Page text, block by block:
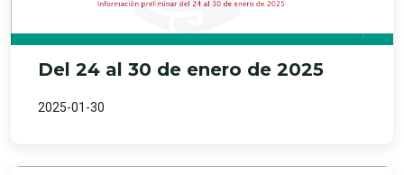
Del 24 al 30 de enero de 2025
2025-01-30